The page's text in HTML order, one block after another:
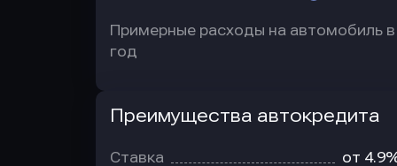
Примерные расходы на автомобиль в
год
Преимущества автокредита
Ставка от